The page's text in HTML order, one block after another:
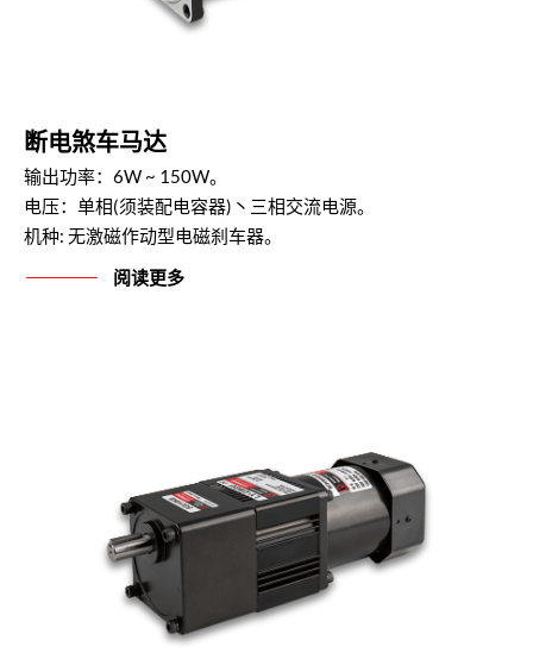
断电煞车马达
输出功率：6W ~ 150W。
电压：单相(须装配电容器)丶三相交流电源。
机种: 无激磁作动型电磁刹车器。
阅读更多